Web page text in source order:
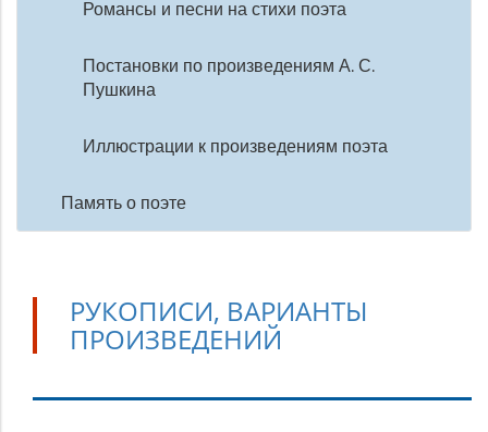
Романсы и песни на стихи поэта
Постановки по произведениям А. С.
Пушкина
Иллюстрации к произведениям поэта
Память о поэте
РУКОПИСИ, ВАРИАНТЫ
ПРОИЗВЕДЕНИЙ